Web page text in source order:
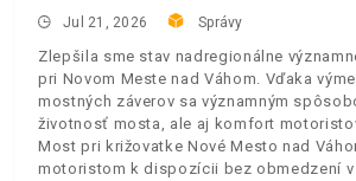
Jul 21, 2026 Správy
Zlepšila sme stav nadregionálne
pri Novom Meste nad Váhom. Vďaka
mostných záverov sa významným
životnosť mosta, ale aj komfort
Most pri križovatke Nové Mesto nad
motoristom k dispozícii bez obmedzení